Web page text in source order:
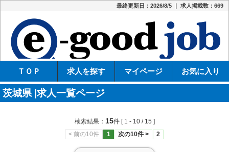
最終更新日：2026/8/5 ｜ 求人掲載数：669
ＴＯＰ 求人を探す マイページ お気に入り
茨城県 |求人一覧ページ
検索結果： 15件 [ 1 - 10 / 15 ]
< 前の10件
1 次の10件 > 2